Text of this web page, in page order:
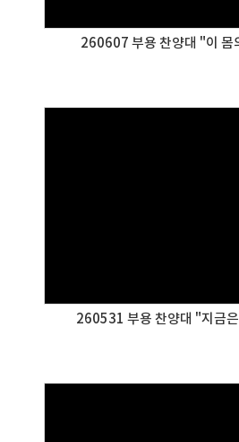
260607 부용 찬양대 "이 몸
260531 부용 찬양대 "지금